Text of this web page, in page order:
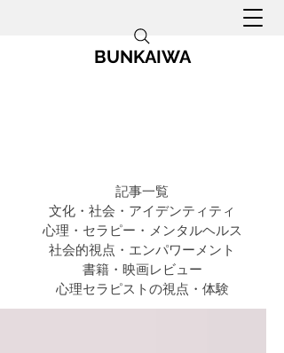
BUNKAIWA
記事一覧
文化・社会・アイデンティティ
心理・セラピー・メンタルヘルス
社会的視点・エンパワーメント
書籍・映画レビュー
心理セラピストの視点・体験